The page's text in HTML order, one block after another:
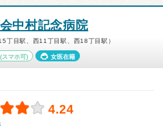
中村記念病院
丁目駅、西11丁目駅、西18丁目駅）
マホ可) 女医在籍
4.24